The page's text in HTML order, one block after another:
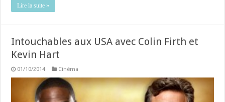
Lire la suite »
Intouchables aux USA avec Colin Firth et
Kevin Hart
01/10/2014 Cinéma